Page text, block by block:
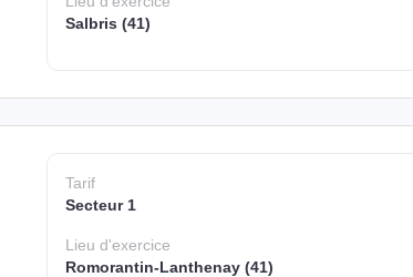
Salbris (41)
Tarif
Secteur 1
Lieud'exercice
Romorantin-Lanthenay (41)